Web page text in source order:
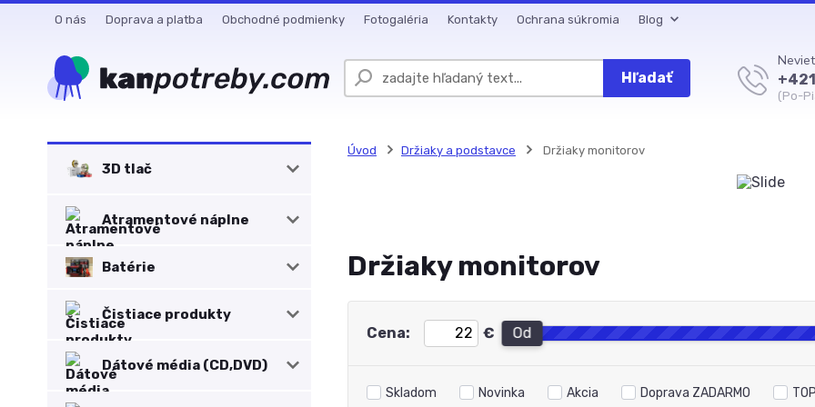
O nás Doprava a platba Obchodné podmienky Fotogaléria Kontakty Ochrana súkromia Blog
Hľadať
(Po-
3D tlač
Atramentové náplne
Batérie
Čistiace produkty
Dátové média (CD,DVD)
Úvod Držiaky a podstavce Držiaky monitorov
Držiaky monitorov
Cena: € Od
Skladom Novinka Akcia Doprava ZADARMO